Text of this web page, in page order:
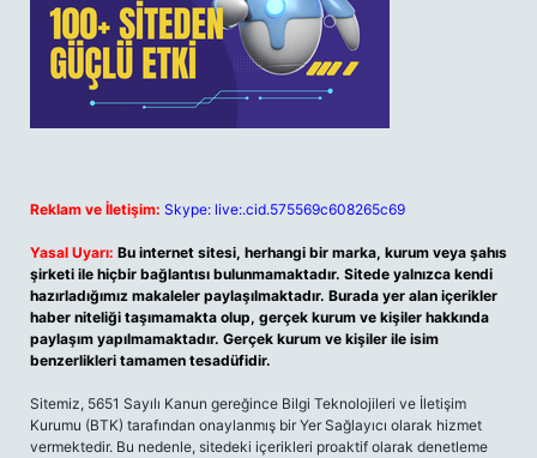
Reklam ve İletişim: Skype: live:.cid.575569c608265c69
Yasal Uyarı: Bu internet sitesi, herhangi bir marka, kurum veya şahıs
şirketi ile hiçbir bağlantısı bulunmamaktadır. Sitede yalnızca kendi
hazırladığımız makaleler paylaşılmaktadır. Burada yer alan içerikler
haber niteliği taşımamakta olup, gerçek kurum ve kişiler hakkında
paylaşım yapılmamaktadır. Gerçek kurum ve kişiler ile isim
benzerlikleri tamamen tesadüfidir.
Sitemiz, 5651 Sayılı Kanun gereğince Bilgi Teknolojileri ve İletişim
Kurumu (BTK) tarafından onaylanmış bir Yer Sağlayıcı olarak hizmet
vermektedir. Bu nedenle, sitedeki içerikleri proaktif olarak denetleme